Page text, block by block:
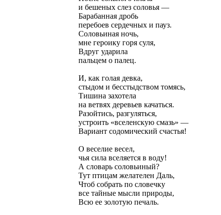
и бешеных слез соловья —
Барабанная дробь
перебоев сердечных и пауз.
Соловьиная ночь,
мне героику горя суля,
Вдруг ударила
пальцем о палец.
И, как голая девка,
стыдом и бесстыдством томясь,
Тишина захотела
на ветвях деревьев качаться.
Разойтись, разгуляться,
устроить «вселенскую смазь» —
Вариант содомический счастья!
О веселие весел,
чья сила вселяется в воду!
А словарь соловьиный?
Тут птицам желателен Даль,
Чтоб собрать по словечку
все тайные мысли природы,
Всю ее золотую печаль.